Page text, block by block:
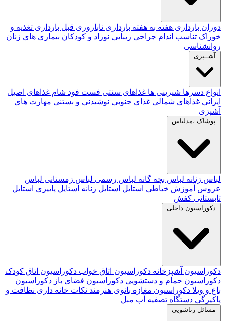
دوران بارداری هفته به هفته بارداری ناباروری قبل بارداری تغذیه و
خوراک تناسب اندام جراحی زیبایی نوزاد و کودکان بیماری های زنان
روانشناسی
آشــپزی
انواع دسرها شیرینی ها غذاهای سنتی فست فود شام غذاهای اصیل
ایرانی غذاهای شمالی غذای جنوبی نوشیدنی و بستنی مهارت های
آشپزی
پوشاک ،مدلباس
لباس زنانه لباس بچه گانه لباس رسمی لباس زمستانی لباس
عروس آموزش خیاطی استایل استایل زنانه استایل پاییزی استایل
تابستانی کفش
دکوراسیون داخلی
دکوراسیون آشپزخانه دکوراسیون اتاق خواب دکوراسیون اتاق کودک
دکوراسیون حمام و دستشویی دکوراسیون فضای باز دکوراسیون
باغ و ویلا دکوراسیون مغازه بانوی هنرمند نکات خانه داری نظافت و
پاکیزگی دستگاه تصفیه آب مبل
مسائل زناشویی